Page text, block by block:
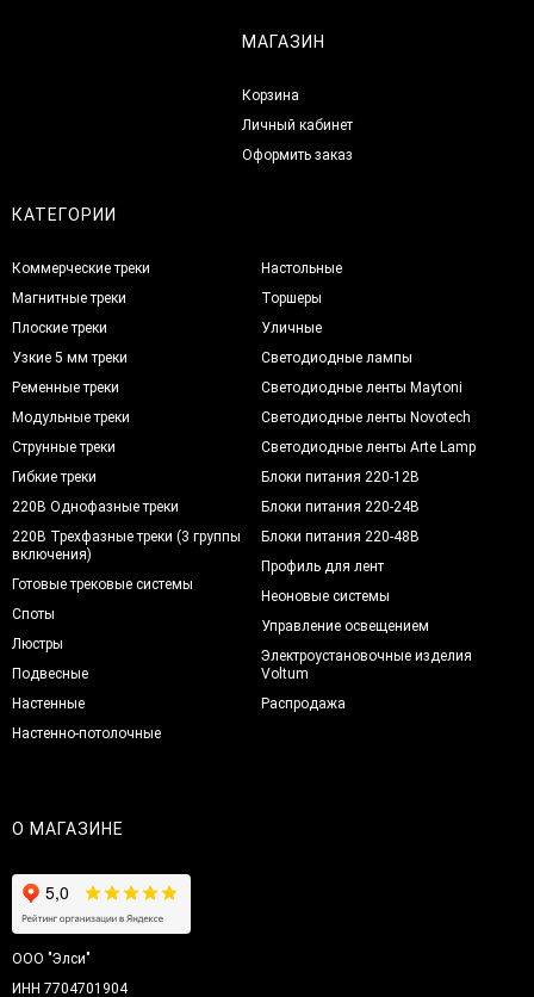
МАГАЗИН
Корзина
Личный кабинет
Оформить заказ
КАТЕГОРИИ
Коммерческие треки
Магнитные треки
Плоские треки
Узкие 5 мм треки
Ременные треки
Модульные треки
Струнные треки
Гибкие треки
220В Однофазные треки
220В Трехфазные треки (3 группы
включения)
Готовые трековые системы
Споты
Люстры
Подвесные
Настенные
Настенно-потолочные
Настольные
Торшеры
Уличные
Светодиодные лампы
Светодиодные ленты Maytoni
Светодиодные ленты Novotech
Светодиодные ленты Arte Lamp
Блоки питания 220-12В
Блоки питания 220-24В
Блоки питания 220-48В
Профиль для лент
Неоновые системы
Управление освещением
Электроустановочные изделия
Voltum
Распродажа
О МАГАЗИНЕ
ООО "Элси"
ИНН 7704701904